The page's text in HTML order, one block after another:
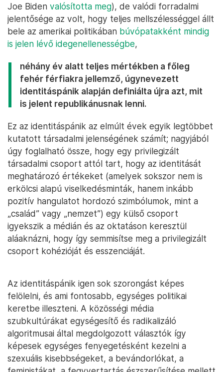
Joe Biden valósította meg), de valódi forradalmi
jelentősége az volt, hogy teljes mellszélességgel állt
bele az amerikai politikában búvópatakként mindig
is jelen lévő idegenellenességbe,
néhány év alatt teljes mértékben a főleg
fehér férfiakra jellemző, úgynevezett
identitáspánik alapján definiálta újra azt, mit
is jelent republikánusnak lenni.
Ez az identitáspánik az elmúlt évek egyik legtöbbet
kutatott társadalmi jelenségének számít; nagyjából
úgy foglalható össze, hogy egy privilegizált
társadalmi csoport attól tart, hogy az identitását
meghatározó értékeket (amelyek sokszor nem is
erkölcsi alapú viselkedésminták, hanem inkább
pozitív hangulatot hordozó szimbólumok, mint a
„család” vagy „nemzet”) egy külső csoport
igyekszik a médián és az oktatáson keresztül
aláaknázni, hogy így semmisítse meg a privilegizált
csoport kohézióját és esszenciáját.
Az identitáspánik igen sok szorongást képes
felölelni, és ami fontosabb, egységes politikai
keretbe illeszteni. A közösségi média
szubkultúrákat egységesítő és radikalizáló
algoritmusai által megdolgozott választók így
képesek egységes fenyegetésként kezelni a
szexuális kisebbségeket, a bevándorlókat, a